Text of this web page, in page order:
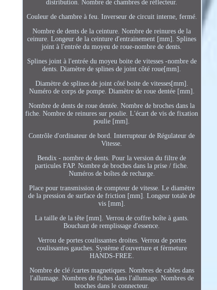
distribution. Nombre de chambres de réflecteur.
Couleur de chambre à feu. Inverseur de circuit interne, fermé.
Nombre de dents de la ceinture. Nombre de reinures de la
ceinure. Longeur de la ceinture d'entrainement [mm]. Splines
joint à l'entrée du moyeu de roue-nombre de dents.
Splines joint à l'entrée du moyeu boite de vitesses -nombre de
dents. Diamètre de splines de joint côté roue[mm].
Diamètre de splines de joint côté boite de vitesses[mm].
Numéro de corps de pompe. Diamètre de roue dentée [mm].
Nombre de dents de roue dentée. Nombre de broches dans la
fiche. Nombre de reinures sur poulie. L'écart de vis de fixation
poulie [mm].
Contrôle d'ordinateur de bord. Interrupteur de Régulateur de
Vitesse.
Bendix - nombre de dents. Pour la version du filtre de
particules FAP. Nombre de broches dans la prise / fiche.
Numéros de boîtes de recharge.
Place pour transmission de compteur de vitesse. Le diamètre
de la pression de surface de friction [mm]. Longeur totale de
vis [mm].
La taille de la tête [mm]. Verrou de coffre boîte à gants.
Bouchant de remplissage d'essence.
Verrou de portes coulissantes droites. Verrou de portes
coulissantes gauches. Système d'ouverture et fèrmeture
HANDS-FREE.
Nombre de clé /cartes magnetiques. Nombres de cables dans
l'allumage. Nombres de fiches dans l'allumage. Nombres de
broches dans le connecteur.